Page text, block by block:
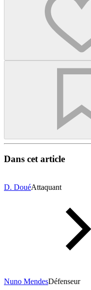
Dans cet article
D. DouéAttaquant
Nuno MendesDéfenseur